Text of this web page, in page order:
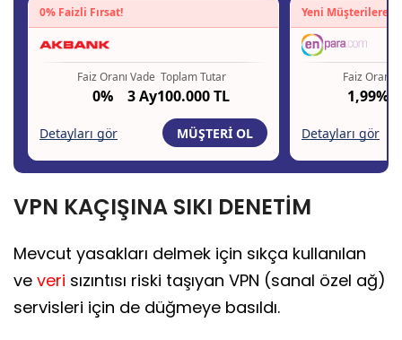
VPN KAÇIŞINA SIKI DENETİM
Mevcut yasakları delmek için sıkça kullanılan
ve veri sızıntısı riski taşıyan VPN (sanal özel ağ)
servisleri için de düğmeye basıldı.